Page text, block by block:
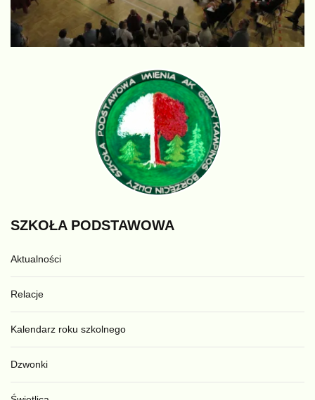
SZKOŁA PODSTAWOWA
Aktualności
Relacje
Kalendarz roku szkolnego
Dzwonki